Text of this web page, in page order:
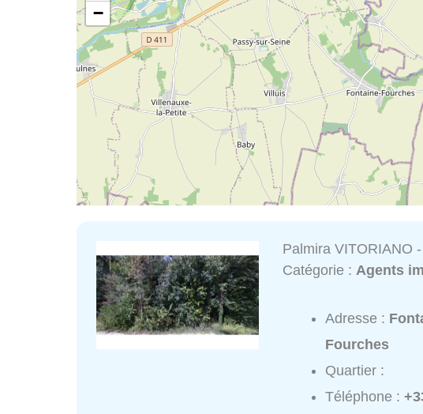
−
Palmira VITORIANO
Catégorie : Agents
Adresse :
Fourches
Quartier :
Téléphone :